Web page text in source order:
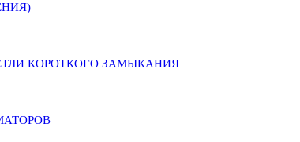
КОРОТКОГО ЗАМЫКАНИЯ